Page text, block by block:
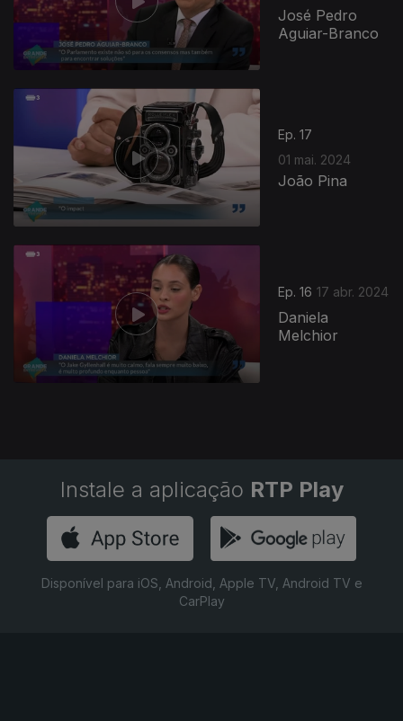
José Pedro
Aguiar-Branco
Ep. 17
01 mai. 2024
João Pina
Ep. 16 17 abr. 2024
Daniela
Melchior
762916
Instale a aplicação RTP Play
Disponível para iOS, Android, Apple TV, Android TV e
CarPlay